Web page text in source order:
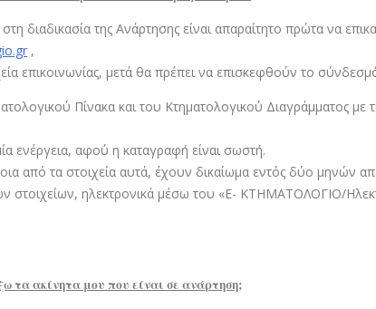
στη διαδικασία της Ανάρτησης είναι απαραίτητο πρώτα να
,
επικοινωνίας, μετά θα πρέπει να επισκεφθούν το
Πίνακα και του Κτηματολογικού Διαγράμματος με
ενέργεια, αφού η καταγραφή είναι σωστή.
τα στοιχεία αυτά, έχουν δικαίωμα εντός δύο μηνών
στοιχείων, ηλεκτρονικά μέσω του «E- ΚΤΗΜΑΤΟΛΟΓΙΟ/
τα ακίνητα μου που είναι σε ανάρτηση;